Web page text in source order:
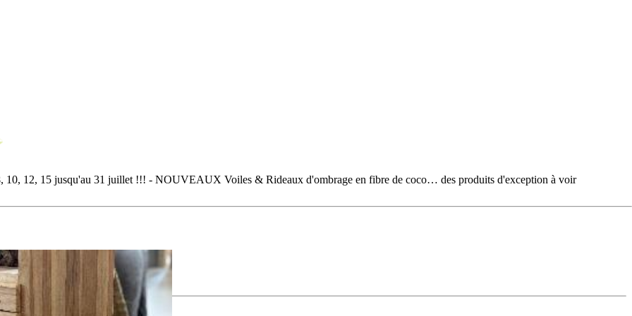
12, 15 jusqu'au 31 juillet !!! - NOUVEAUX Voiles & Rideaux d'ombrage en fibre de coco… des produits d'exception à voir